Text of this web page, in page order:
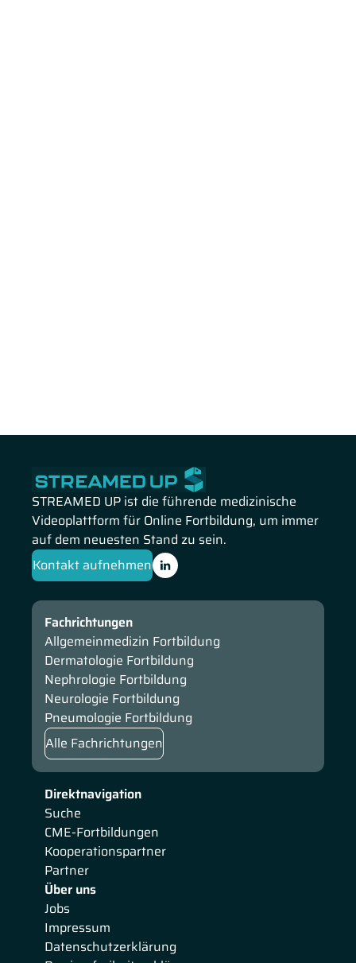
STREAMED UP ist die führende medizinische
Videoplattform für Online Fortbildung, um immer
auf dem neuesten Stand zu sein.
Kontakt aufnehmen
Direktnavigation
Suche
CME-Fortbildungen
Kooperationspartner
Partner
Über uns
Jobs
Impressum
Datenschutzerklärung
Fachrichtungen
Allgemeinmedizin Fortbildung
Dermatologie Fortbildung
Nephrologie Fortbildung
Neurologie Fortbildung
Pneumologie Fortbildung
Alle Fachrichtungen